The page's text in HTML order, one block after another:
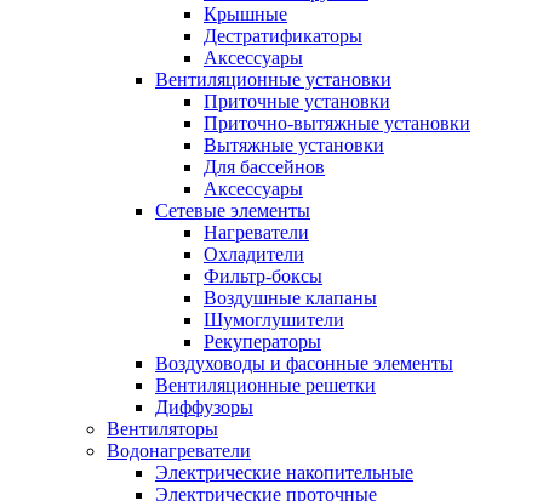
Крышные
Дестратификаторы
Аксессуары
Вентиляционные установки
Приточные установки
Приточно-вытяжные установки
Вытяжные установки
Для бассейнов
Аксессуары
Сетевые элементы
Нагреватели
Охладители
Фильтр-боксы
Воздушные клапаны
Шумоглушители
Рекуператоры
Воздуховоды и фасонные элементы
Вентиляционные решетки
Диффузоры
Вентиляторы
Водонагреватели
Электрические накопительные
Электрические проточные